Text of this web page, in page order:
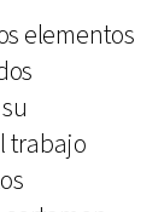
elementos
trabajo